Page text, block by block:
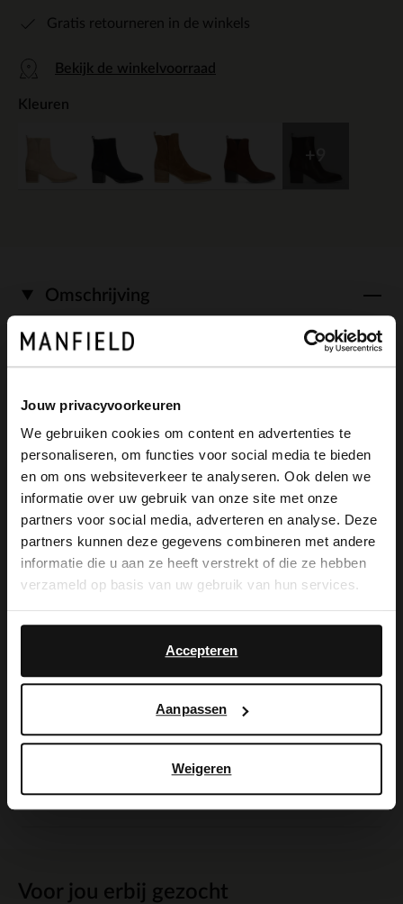
Jouw privacyvoorkeuren
We gebruiken cookies om content en advertenties te
personaliseren, om functies voor social media te bieden
en om ons websiteverkeer te analyseren. Ook delen we
informatie over uw gebruik van onze site met onze
partners voor social media, adverteren en analyse. Deze
partners kunnen deze gegevens combineren met andere
informatie die u aan ze heeft verstrekt of die ze hebben
verzameld op basis van uw gebruik van hun services.
Accepteren
Aanpassen
Weigeren
Gratis retourneren in de winkels
Bekijk de winkelvoorraad
Kleuren
+9
Voor jou erbij gezocht
Omschrijving
Taupe leren enkellaarsjes met hak van het
merk No Stress met een glitter detail en
een blokhak van 6 cm. De enkellaarsjes
hebben aan de binnenzijde een ritssluiting
en zijn aan de binnenkant gevoerd. We
adviseren als verzorging en bescherming
de Collonil Carbon Pro of de Natural
Trendspray.
Alles over dit product
Maattabel
Bezorgen & retour
×
View this website in English?
It looks like your language isn't Dutch. Would
you like to switch to English?
English